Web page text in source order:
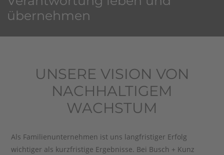
übernehmen
UNSERE VISION VON
NACHHALTIGEM
WACHSTUM
Als Familienunternehmen ist uns langfristiger Erfolg
wichtiger als kurzfristige Ergebnisse. Bei Busch + Kunz